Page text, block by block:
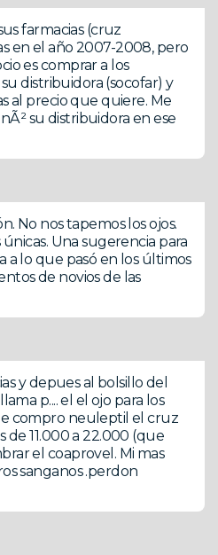
farmacias (cruz
en el año 2007-2008, pero
es comprar a los
distribuidora (socofar) y
al precio que quiere. Me
su distribuidora en ese
No nos tapemos los ojos.
únicas. Una sugerencia para
a lo que pasó en los últimos
de novios de las
y depues al bolsillo del
p.... el el ojo para los
compro neuleptil el cruz
de 11.000 a 22.000 (que
el coaprovel. Mi mas
sanganos .perdon